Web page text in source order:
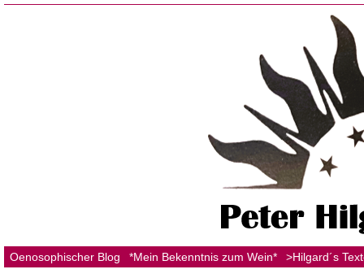
Oenosophischer Blog *Mein Bekenntnis zum Wein* >Hilgard´s